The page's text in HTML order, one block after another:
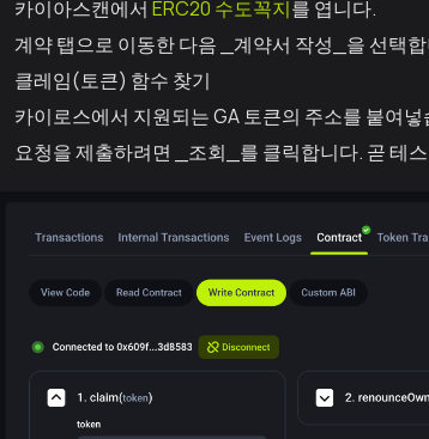
카이아스캔에서 ERC20 수도꼭지를 엽니다.
계약 탭으로 이동한 다음 _계약서 작성_을 선택
클레임(토큰) 함수 찾기
카이로스에서 지원되는 GA 토큰의 주소를 붙여
요청을 제출하려면 _조회_를 클릭합니다. 곧 테